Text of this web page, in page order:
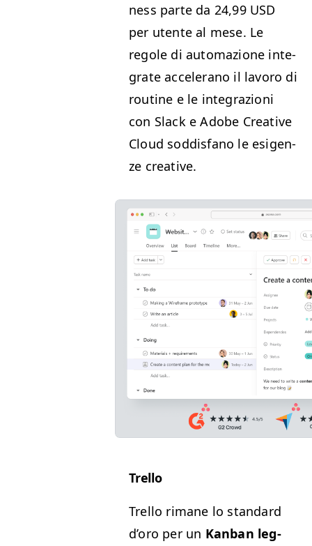
ness parte da 24,99 USD
per utente al mese. Le
regole di automazione inte­
grate accel­er­a­no il lavoro di
rou­tine e le inte­grazioni
con Slack e Adobe Cre­ative
Cloud sod­dis­fano le esi­gen­
ze creative.
Trel­lo
Trel­lo rimane lo stan­dard
d’oro per un Kan­ban leg­